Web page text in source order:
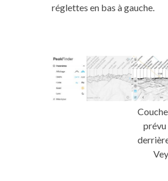
réglettes en bas à gauche.
prévu